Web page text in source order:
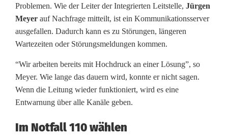
e
]
W
a
r
n
m
Problemen. Wie der Leiter der Integrierten Leitstelle, Jürgen
Meyer auf Nachfrage mitteilt, ist ein Kommunikationsserver
ausgefallen. Dadurch kann es zu Störungen, längeren
Wartezeiten oder Störungsmeldungen kommen.
“Wir arbeiten bereits mit Hochdruck an einer Lösung”, so
Meyer. Wie lange das dauern wird, konnte er nicht sagen.
Wenn die Leitung wieder funktioniert, wird es eine
Entwarnung über alle Kanäle geben.
Im Notfall 110 wählen